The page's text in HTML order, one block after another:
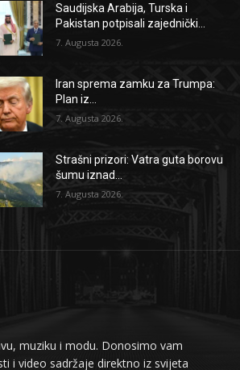
Saudijska Arabija, Turska i
Pakistan potpisali zajednički...
7. Augusta 2026.
Iran sprema zamku za Trumpa:
Plan iz...
7. Augusta 2026.
Strašni prizori: Vatra guta borovu
šumu iznad...
7. Augusta 2026.
muziku i modu. Donosimo vam
i video sadržaje direktno iz svijeta